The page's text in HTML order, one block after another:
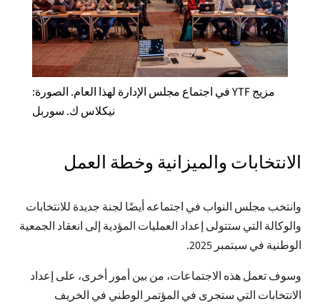
مزيج YTF في اجتماع مجلس الإدارة لهذا العام. الصورة:
نيكلاس ك. سوربل
الانتخابات والميزانية وخطة العمل
وانتخب مجلس النواب في اجتماعه أيضًا لجنة جديدة للانتخابات
والوكالة التي ستتولى إعداد العمليات المؤدية إلى انعقاد الجمعية
الوطنية في سبتمبر 2025.
وسوف تعمل هذه الاجتماعات، من بين أمور أخرى، على إعداد
الانتخابات التي ستجرى في المؤتمر الوطني في الخريف